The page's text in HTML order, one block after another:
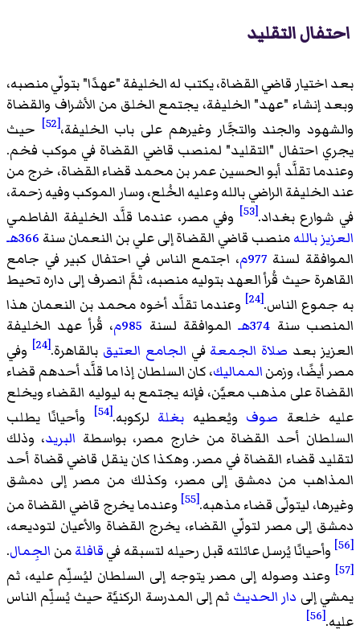
احتفال التقليد
بعد اختيار قاضي القضاة، يكتب له الخليفة "عهدًا" بتولّي منصبه،
وبعد إنشاء "عهد" الخليفة، يجتمع الخلق من الأشراف والقضاة
والشهود والجند والتجَّار وغيرهم على باب الخليفة،[52]
حيث
يجري احتفال "التقليد" لمنصب قاضي القضاة في موكب فخم.
وعندما تقلَّد أبو الحسين عمر بن محمد قضاء القضاة، خرج من
عند الخليفة الراضي بالله وعليه الخُلع، وسار الموكب وفيه زحمة،
في شوارع بغداد.[53]
وفي مصر، عندما قلَّد الخليفة الفاطمي
العزيز باللهمنصب قاضي القضاة إلى علي بن النعمان سنة 366هـ
الموافقة لسنة 977م ، اجتمع الناس في احتفال كبير في جامع
القاهرة حيث قُرأ العهد بتوليه منصبه، ثمَّ انصرف إلى داره تحيط
به جموع الناس.[24]
وعندما تقلَّد أخوه محمد بن النعمان هذا
المنصب سنة 374هـ الموافقة لسنة 985م ، قُرأ عهد الخليفة
العزيز بعد صلاة الجمعة في الجامع العتيق بالقاهرة.[24]
وفي
مصر أيضًا، وزمنالمماليك، كان السلطان إذا ما قلَّد أحدهم قضاء
القضاة على مذهب معيَّن، فإنه يجتمع به ليوليه القضاء ويخلع
عليه خلعة صوف ويُعطيه بغلة لركوبه.[54]
وأحيانًا يطلب
السلطان أحد القضاة من خارج مصر، بواسطة البريد، وذلك
لتقليد قضاء القضاة في مصر. وهكذا كان ينقل قاضي قضاة أحد
المذاهب من دمشق إلى مصر، وكذلك من مصر إلى دمشق
وغيرها، ليتولّى قضاء مذهبه.[55]
وعندما يخرج قاضي القضاة من
دمشق إلى مصر لتولّي القضاء، يخرج القضاة والأعيان لتوديعه،
[56] وأحيانًا يُرسل عائلته قبل رحيله لتسبقه فيقافلةمن الجِمال.
[57]
وعند وصوله إلى مصر يتوجه إلى السلطان ليُسلِّم عليه، ثم
يمشي إلى دار الحديث ثم إلى المدرسة الركنيَّة حيث يُسلِّم الناس
عليه.[56]